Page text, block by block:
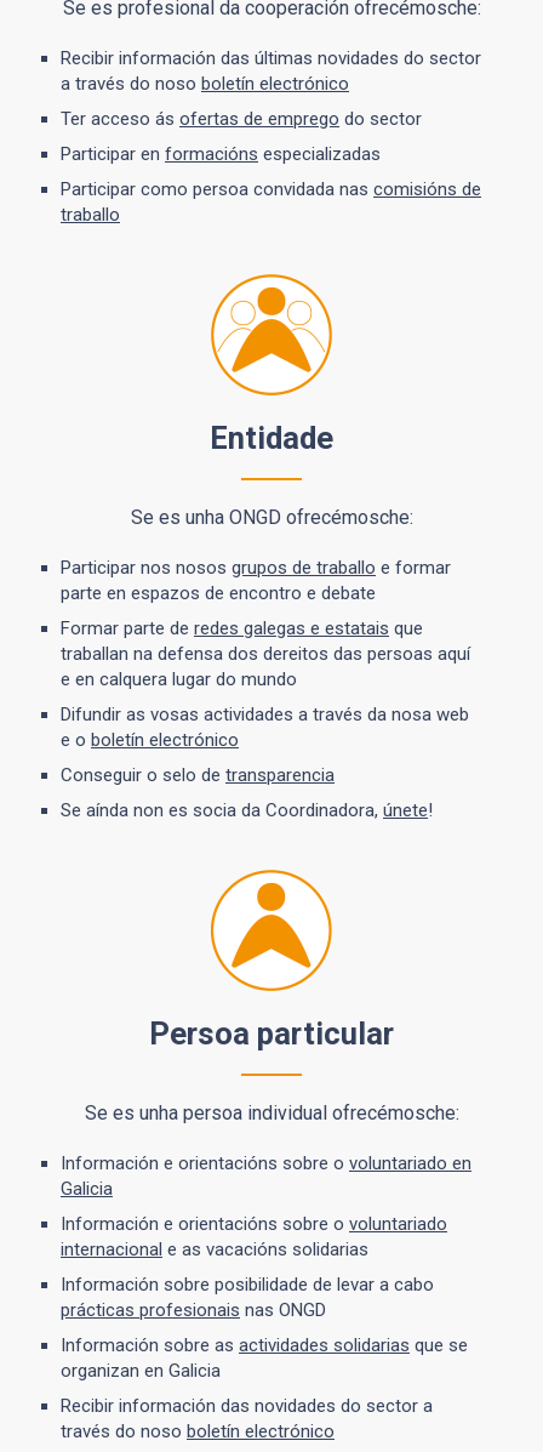
Se es profesional da cooperación ofrecémosche:
Recibir información das últimas novidades do sector
a través do noso boletín electrónico
Ter acceso ás ofertas de emprego do sector
Participar en formacións especializadas
Participar como persoa convidada nas comisións de
traballo
Entidade
Se es unha ONGD ofrecémosche:
Participar nos nosos grupos de traballo e formar
parte en espazos de encontro e debate
Formar parte de redes galegas e estatais que
traballan na defensa dos dereitos das persoas aquí
e en calquera lugar do mundo
Difundir as vosas actividades a través da nosa web
e o boletín electrónico
Conseguir o selo de transparencia
Se aínda non es socia da Coordinadora, únete!
Persoa particular
Se es unha persoa individual ofrecémosche:
Información e orientacións sobre o voluntariado en
Galicia
Información e orientacións sobre o voluntariado
internacional e as vacacións solidarias
Información sobre posibilidade de levar a cabo
prácticas profesionais nas ONGD
Información sobre as actividades solidarias que se
organizan en Galicia
Recibir información das novidades do sector a
través do noso boletín electrónico